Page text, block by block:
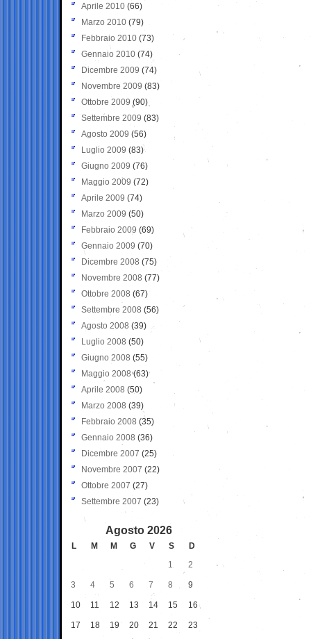
Aprile 2010 (66)
Marzo 2010 (79)
Febbraio 2010 (73)
Gennaio 2010 (74)
Dicembre 2009 (74)
Novembre 2009 (83)
Ottobre 2009 (90)
Settembre 2009 (83)
Agosto 2009 (56)
Luglio 2009 (83)
Giugno 2009 (76)
Maggio 2009 (72)
Aprile 2009 (74)
Marzo 2009 (50)
Febbraio 2009 (69)
Gennaio 2009 (70)
Dicembre 2008 (75)
Novembre 2008 (77)
Ottobre 2008 (67)
Settembre 2008 (56)
Agosto 2008 (39)
Luglio 2008 (50)
Giugno 2008 (55)
Maggio 2008(63)
Aprile 2008 (50)
Marzo 2008 (39)
Febbraio 2008 (35)
Gennaio 2008 (36)
Dicembre 2007 (25)
Novembre 2007 (22)
Ottobre 2007 (27)
Settembre 2007 (23)
Agosto 2026
L M M G V S
D
1
2
3 4 5 6 7 8 9
10 11 12 13 14 15 16
17 18 19 20 21 22 23